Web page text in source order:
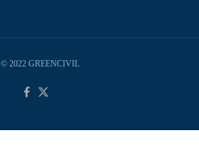
© 2022 GREENCIVIL